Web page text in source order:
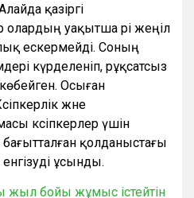
қазіргі
олардың уақытша әрі жеңіл
ескермейді. Соның
күрделеніп, рұқсатсыз
Осыған
және
кәсіпкерлер үшін
бағытталған қолданыстағы
енгізуді ұсынды.
жыл бойы жұмыс істейтін